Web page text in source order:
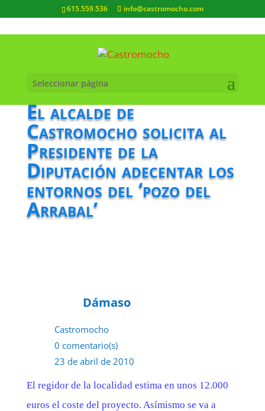
615.559.536 info@castromocho.com
Seleccionar página
El alcalde de
Castromocho solicita al
Presidente de la
Diputación adecentar los
entornos del ‘pozo del
Arrabal’
Dámaso
Castromocho
0 comentario(s)
23 de abril de 2010
El regidor de la localidad estima en unos 12.000
euros el coste del proyecto. Asímismo se va a